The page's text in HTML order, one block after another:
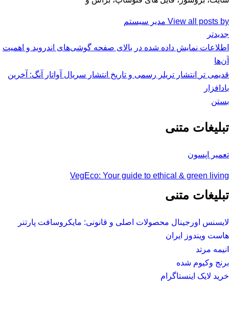
View all posts by مدیر سیستم
جدیدتر
اطلاعات نمایش داده شده در بالای صفحه گوشی‌های اندروید و اهمیت
آن‌ها
قدیمی تر
انتشار تریلر رسمی و تاریخ انتشار سریال آواتار آنگ: آخرین
بادافزار
بستن
تبلیغات متنی
تعمیر اپسون
VegEco: Your guide to ethical & green living
تبلیغات متنی
لایسنس اورجینال محصولات اصلی و قانونی: مایکروسافت پارتنر
هاست ویندوز ایران
انیمه مرتد
برنج وکیوم شده
خرید لایک اینستاگرام